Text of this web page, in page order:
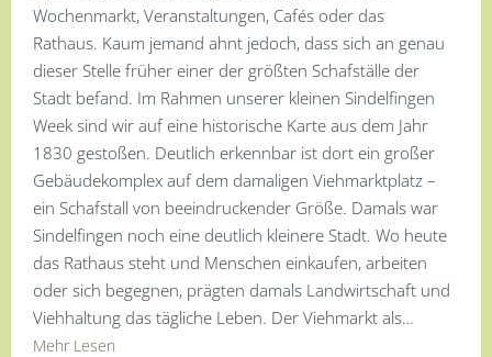
Wochenmarkt, Veranstaltungen, Cafés oder das
Rathaus. Kaum jemand ahnt jedoch, dass sich an genau
dieser Stelle früher einer der größten Schafställe der
Stadt befand. Im Rahmen unserer kleinen Sindelfingen
Week sind wir auf eine historische Karte aus dem Jahr
1830 gestoßen. Deutlich erkennbar ist dort ein großer
Gebäudekomplex auf dem damaligen Viehmarktplatz –
ein Schafstall von beeindruckender Größe. Damals war
Sindelfingen noch eine deutlich kleinere Stadt. Wo heute
das Rathaus steht und Menschen einkaufen, arbeiten
oder sich begegnen, prägten damals Landwirtschaft und
Viehhaltung das tägliche Leben. Der Viehmarkt als…
Mehr Lesen